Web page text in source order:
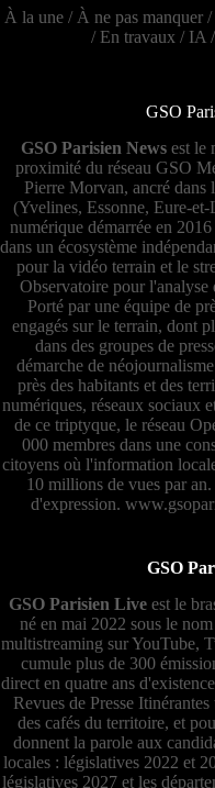
À la une/ À ne pas manquer/
/ En travaux / IA /
GSO
GSO Parisien News est le
proximité du réseau GSO
Pierre Morvan, ancré dans
(Yvelines, Essonne, Eure-
numérique démarrée en
dans un écosystème
pour la vidéo terrain et le
Observatoire pour l'analyse
Porté par une équipe de
engagés sur le terrain, dont
dans des groupes de
démarche de
près des habitants et des
numériques, réseaux sociaux
de ce triptyque, le réseau
000 membres dans une
citoyens où l'information
10 millions de vues par
d'expression.
GSO
GSO Parisien Liveest le
né en mai 2022 sous le
multistreaming sur YouTube,
cumule plus de 300
direct en quatre ans
Revues de Presse
des cafés du territoire, et
donnent la parole aux
locales : législatives 2022 et
législatives 2027 et les